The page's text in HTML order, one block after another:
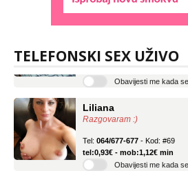
TELEFONSKI SEX UŽIVO
Lucija
Razgovaram :)
- Kod: #136
tel:0,93€ - mob:1,12€ min
Razgovaram :)
tel:0,93€ - mob:1,12€ min
Obavijesti me kada se